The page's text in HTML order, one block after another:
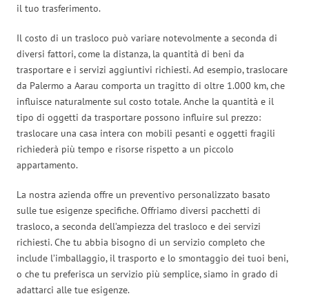
il tuo trasferimento.
Il costo di un trasloco può variare notevolmente a seconda di
diversi fattori, come la distanza, la quantità di beni da
trasportare e i servizi aggiuntivi richiesti. Ad esempio, traslocare
da Palermo a Aarau comporta un tragitto di oltre 1.000 km, che
influisce naturalmente sul costo totale. Anche la quantità e il
tipo di oggetti da trasportare possono influire sul prezzo:
traslocare una casa intera con mobili pesanti e oggetti fragili
richiederà più tempo e risorse rispetto a un piccolo
appartamento.
La nostra azienda offre un preventivo personalizzato basato
sulle tue esigenze specifiche. Offriamo diversi pacchetti di
trasloco, a seconda dell’ampiezza del trasloco e dei servizi
richiesti. Che tu abbia bisogno di un servizio completo che
include l’imballaggio, il trasporto e lo smontaggio dei tuoi beni,
o che tu preferisca un servizio più semplice, siamo in grado di
adattarci alle tue esigenze.